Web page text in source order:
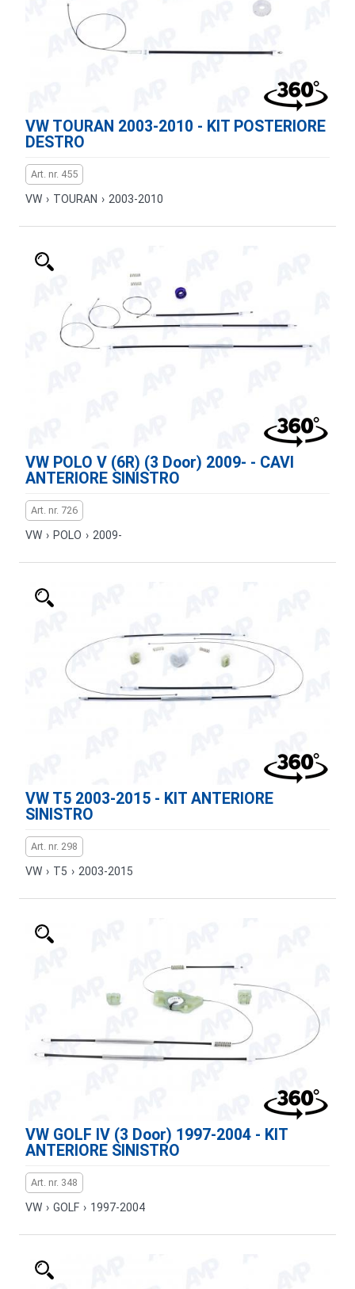
VW TOURAN 2003-2010 - KIT POSTERIORE
DESTRO
Art. nr. 455
VW › TOURAN › 2003-2010
VW POLO V (6R) (3 Door) 2009- - CAVI
ANTERIORE SINISTRO
Art. nr. 726
VW › POLO › 2009-
VW T5 2003-2015 - KIT ANTERIORE
SINISTRO
Art. nr. 298
VW › T5 › 2003-2015
VW GOLF IV (3 Door) 1997-2004 - KIT
ANTERIORE SINISTRO
Art. nr. 348
VW › GOLF › 1997-2004